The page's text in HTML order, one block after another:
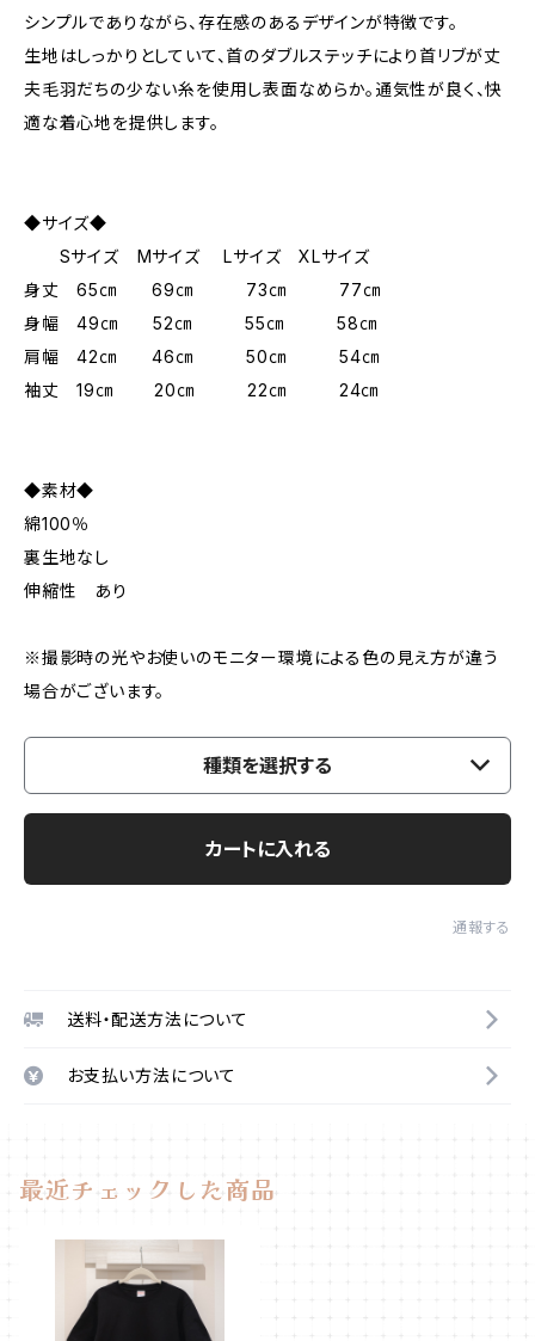
シンプルでありながら、存在感のあるデザインが特徴です。
生地はしっかりとしていて、首のダブルステッチにより首リブが丈
夫毛羽だちの少ない糸を使用し表面なめらか。通気性が良く、快
適な着心地を提供します。
◆サイズ◆
Sサイズ Mサイズ Lサイズ XLサイズ
身丈 65㎝ 69㎝ 73㎝ 77㎝
身幅 49㎝ 52㎝ 55㎝ 58㎝
肩幅 42㎝ 46㎝ 50㎝ 54㎝
袖丈 19㎝ 20㎝ 22㎝ 24㎝
◆素材◆
綿100％
裏生地なし
伸縮性 あり
※撮影時の光やお使いのモニター環境による色の見え方が違う
場合がございます。
種類を選択する
カートに入れる
通報する
送料・配送方法について
お支払い方法について
最近チェックした商品